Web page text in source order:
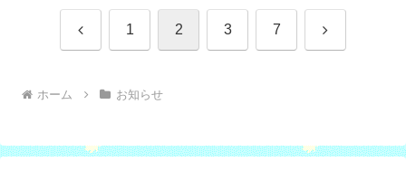
前 1 2 3 7 次
ホーム お知らせ